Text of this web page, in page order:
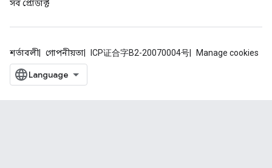
সব প্রোডাক্ট
শর্তাবলী গোপনীয়তা ICP证合字B2-20070004号 Manage cookies